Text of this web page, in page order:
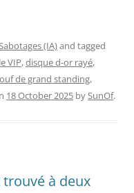
(IA)and tagged
VIP,disque d-or rayé,
de grand standing,
18 October 2025 bySunOf.
trouvé à deux